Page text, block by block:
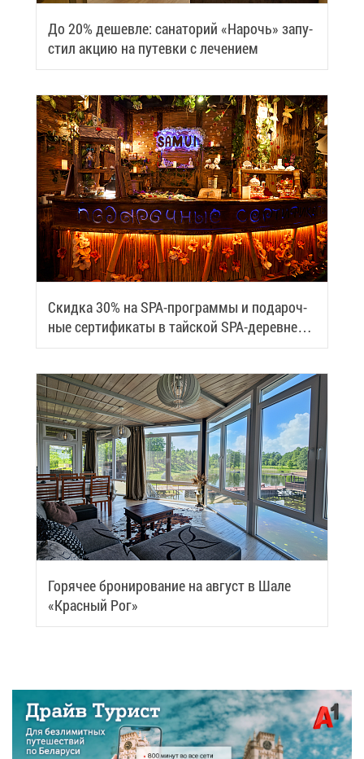
До 20% де­шев­ле: са­на­то­рий «На­рочь» за­пу­
стил ак­цию на пу­тев­ки с ле­че­ни­ем
Скид­ка 30% на SPA-про­грам­мы и по­да­роч­
ные сер­ти­фи­ка­ты в тай­ской SPA-де­ревне
Samui
Го­ря­чее бро­ни­ро­ва­ние на ав­густ в Ша­ле
«Крас­ный Рог»